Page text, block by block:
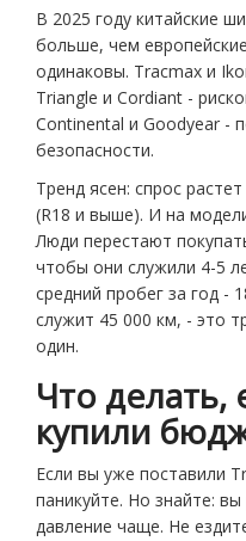
В 2025 году китайские
больше, чем
одинаковы. Tracmax и
Triangle и Cordiant -
Continental и Goodyear -
безопасности.
Тренд ясен: спрос
(R18 и выше). И на
Люди перестают
чтобы они служили 4-5
средний пробег за год -
служит 45 000 км, - это
один.
Что делать,
купили
Если вы уже поставили
паникуйте. Но знайте:
давление чаще. Не